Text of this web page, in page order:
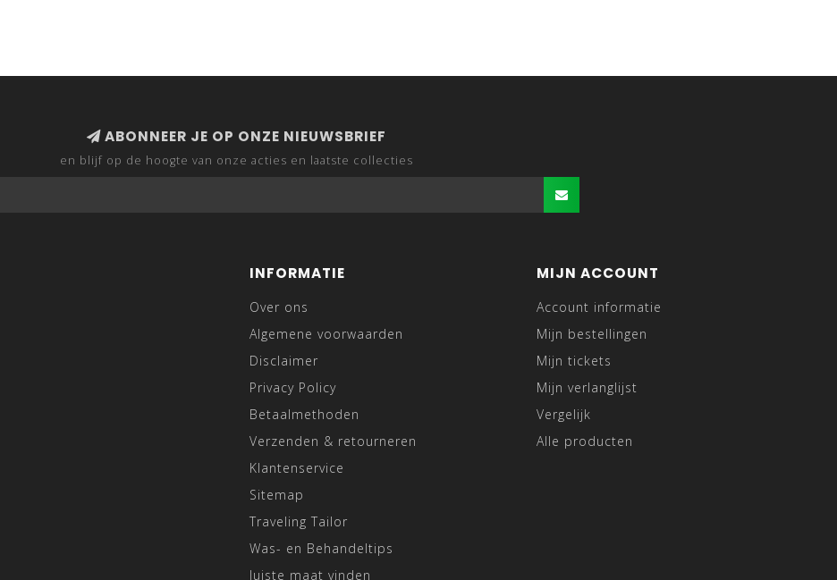
ABONNEER JE OP ONZE NIEUWSBRIEF
en blijf op de hoogte van onze acties en laatste collecties
INFORMATIE
Over ons
Algemene voorwaarden
Disclaimer
Privacy Policy
Betaalmethoden
Verzenden & retourneren
Klantenservice
Sitemap
Traveling Tailor
Was- en Behandeltips
Juiste maat vinden
MIJN ACCOUNT
Account informatie
Mijn bestellingen
Mijn tickets
Mijn verlanglijst
Vergelijk
Alle producten